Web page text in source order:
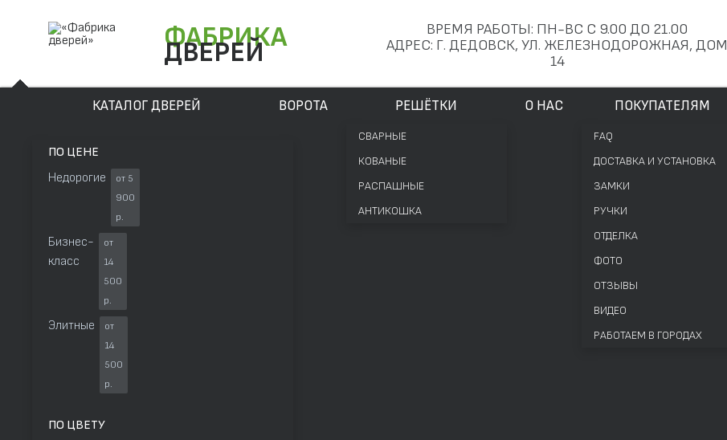
ФАБРИКА
ДВЕРЕЙ
ВРЕМЯ РАБОТЫ: ПН-ВС С 9.00 ДО 21.00
АДРЕС: Г. ДЕДОВСК, УЛ. ЖЕЛЕЗНОДОРОЖНАЯ, ДОМ
14
КАТАЛОГ ДВЕРЕЙ
ПО ЦЕНЕ
Недорогие
от 5
900
р.
Бизнес-
класс
от
14
500
р.
Элитные
от
14
500
р.
ПО ЦВЕТУ
ВОРОТА РЕШЁТКИ
СВАРНЫЕ
КОВАНЫЕ
РАСПАШНЫЕ
АНТИКОШКА
О НАС ПОКУПАТЕЛЯМ
FAQ
ДОСТАВКА И УСТАНОВКА
ЗАМКИ
РУЧКИ
ОТДЕЛКА
ФОТО
ОТЗЫВЫ
ВИДЕО
РАБОТАЕМ В ГОРОДАХ